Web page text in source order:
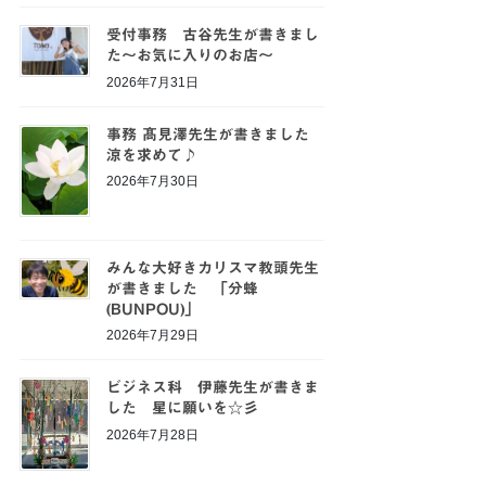
受付事務 古谷先生が書きまし
た～お気に入りのお店～
2026年7月31日
事務 髙見澤先生が書きました
涼を求めて♪
2026年7月30日
みんな大好きカリスマ教頭先生
が書きました 「分蜂
(BUNPOU)」
2026年7月29日
ビジネス科 伊藤先生が書きま
した 星に願いを☆彡
2026年7月28日